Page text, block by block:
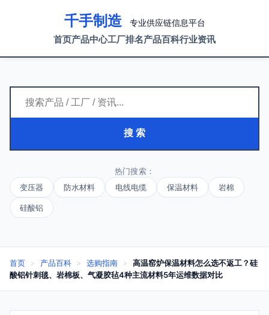
千手制造 专业供应链信息平台
首页产品中心工厂排名产品百科行业资讯
搜 索
热门搜索：
变压器
防水材料 电线电缆 保温材料 岩棉
硅酸铝
首页 > 产品百科 > 选购指南 >
高温窑炉保温材料怎么选不返工？硅
酸铝针刺毯、岩棉板、气凝胶毡4种主流材料5年运维数据对比